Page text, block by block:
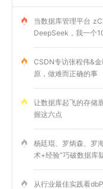
当数据库管理平台
DeepSeek，我一个
CSDN专访张程伟&
原，做难而正确的事
让数据库起飞的存储
握这六点
杨廷琨、罗炳森、罗
术+经验”巧破数据库
从行业最佳实践看